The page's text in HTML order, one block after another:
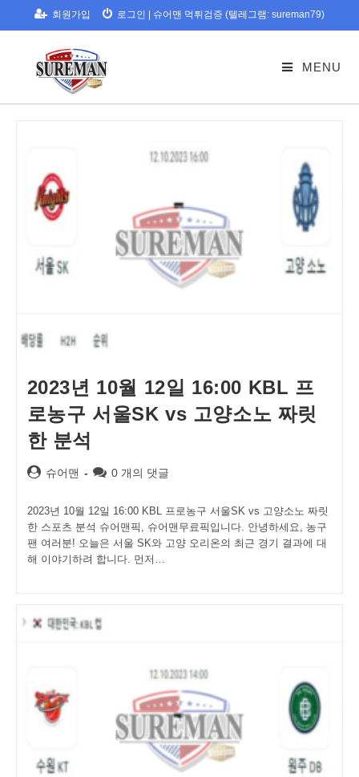
to
회원가입 로그인 슈어맨 먹튀검증 (텔레그램: sureman79)
MENU
2023년 10월 12일 16:00 KBL 프
로농구 서울SK vs 고양소노 짜릿
한 분석
Post슈어맨
Post0 개의 댓글
2023년 10월 12일 16:00 KBL 프로농구 서울SK vs 고양소노 짜릿
한 스포츠 분석 슈어맨픽, 슈어맨무료픽입니다. 안녕하세요, 농구
팬 여러분! 오늘은 서울 SK와 고양 오리온의 최근 경기 결과에 대
해 이야기하려 합니다. 먼저…